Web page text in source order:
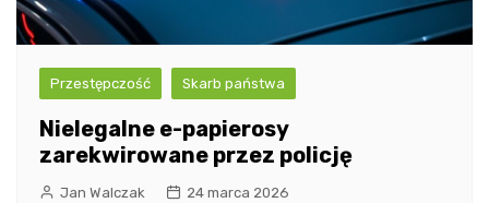
Przestępczość Skarb państwa
Nielegalne e-papierosy
zarekwirowane przez policję
Jan Walczak 24 marca 2026